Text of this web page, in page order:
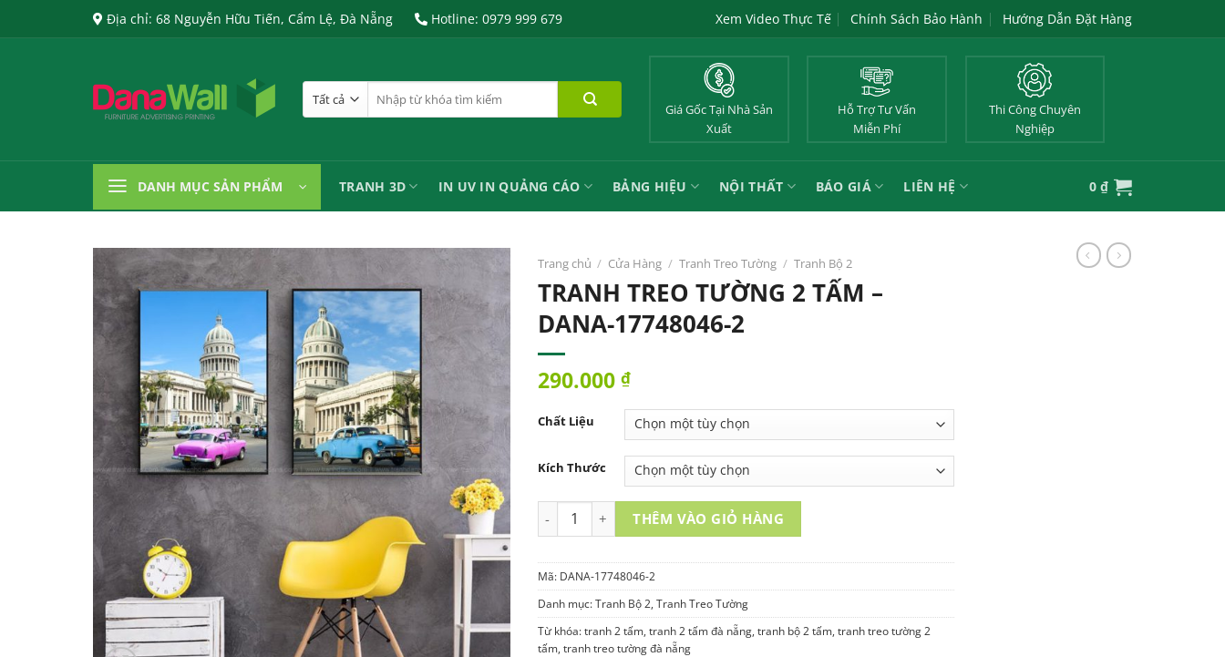
Địa chỉ: 68 Nguyễn Hữu Tiến, Cẩm Lệ, Đà Nẵng Hotline: 0979 999 679 Xem Video Thực Tế Chính Sách Bảo Hành Hướng Dẫn Đặt Hàng
kiếm:
Giá Gốc Tại Nhà Sản
Xuất
Hỗ Trợ Tư Vấn
Miễn Phí
Thi Công Chuyên
Nghiệp
DANH MỤC SẢN PHẨM TRANH 3D IN UV IN QUẢNG CÁO BẢNG HIỆU NỘI THẤT BÁO GIÁ LIÊN HỆ 0₫
Trang chủ / Cửa Hàng / Tranh Treo Tường / Tranh Bộ 2
TRANH TREO TƯỜNG 2 TẤM –
DANA-17748046-2
290.000 ₫
Chất Liệu
Kích Thước
TRANH TREO TƯỜNG 2 TẤM – DANA-17748046-2 số lượng
THÊM VÀO GIỎ HÀNG
Mã: DANA-17748046-2
Danh mục:Tranh Bộ 2, Tranh Treo Tường
Từ khóa:tranh 2 tấm, tranh 2 tấm đà nẵng, tranh bộ 2 tấm, tranh treo tường 2
tấm, tranh treo tường đà nẵng